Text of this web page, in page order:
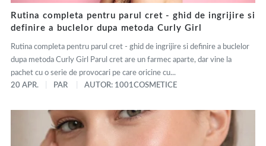
Rutina completa pentru parul cret - ghid de ingrijire si
definire a buclelor dupa metoda Curly Girl
Rutina completa pentru parul cret - ghid de ingrijire si definire a buclelor
dupa metoda Curly Girl Parul cret are un farmec aparte, dar vine la
pachet cu o serie de provocari pe care oricine cu...
20 APR.
PAR AUTOR: 1001COSMETICE